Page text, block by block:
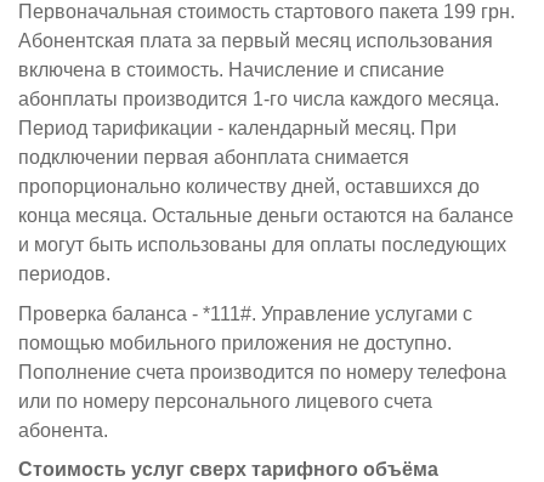
Первоначальная стоимость стартового пакета 199 грн.
Абонентская плата за первый месяц использования
включена в стоимость. Начисление и списание
абонплаты производится 1-го числа каждого месяца.
Период тарификации - календарный месяц. При
подключении первая абонплата снимается
пропорционально количеству дней, оставшихся до
конца месяца. Остальные деньги остаются на балансе
и могут быть использованы для оплаты последующих
периодов.
Проверка баланса - *111#. Управление услугами с
помощью мобильного приложения не доступно.
Пополнение счета производится по номеру телефона
или по номеру персонального лицевого счета
абонента.
Стоимость услуг сверх тарифного объёма